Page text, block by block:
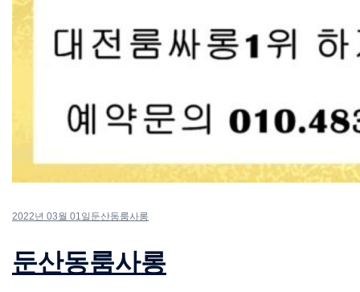
2022년 03월 01일 둔산동룸사롱
둔산동룸사롱